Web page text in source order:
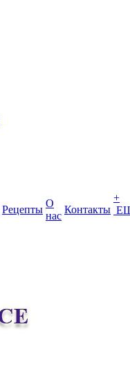
Рецепты
О
нас
Контакты
+